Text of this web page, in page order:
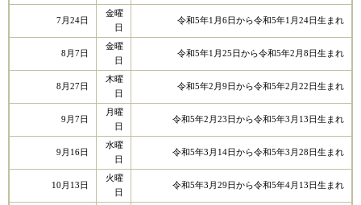
7月24日
金曜
日
令和5年1月6日から令和5年1月24日生まれ
8月7日
金曜
日
令和5年1月25日から令和5年2月8日生まれ
8月27日
木曜
日
令和5年2月9日から令和5年2月22日生まれ
9月7日
月曜
日
令和5年2月23日から令和5年3月13日生まれ
9月16日
水曜
日
令和5年3月14日から令和5年3月28日生まれ
10月13日
火曜
日
令和5年3月29日から令和5年4月13日生まれ